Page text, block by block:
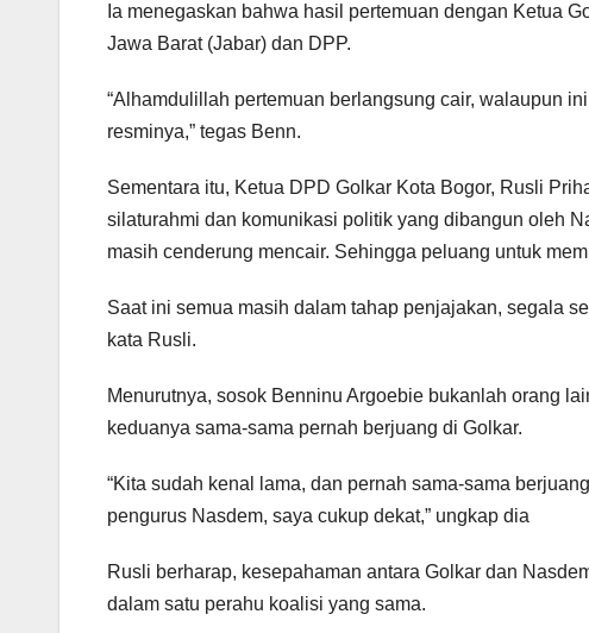
Ia menegaskan bahwa hasil pertemuan dengan Ketua
Jawa Barat (Jabar) dan DPP.
“Alhamdulillah pertemuan berlangsung cair, walaupun
resminya,” tegas Benn.
Sementara itu, Ketua DPD Golkar Kota Bogor, Rusli
silaturahmi dan komunikasi politik yang dibangun oleh
masih cenderung mencair. Sehingga peluang untuk
Saat ini semua masih dalam tahap penjajakan, segala
kata Rusli.
Menurutnya, sosok Benninu Argoebie bukanlah orang
keduanya sama-sama pernah berjuang di Golkar.
“Kita sudah kenal lama, dan pernah sama-sama
pengurus Nasdem, saya cukup dekat,” ungkap dia
Rusli berharap, kesepahaman antara Golkar dan
dalam satu perahu koalisi yang sama.